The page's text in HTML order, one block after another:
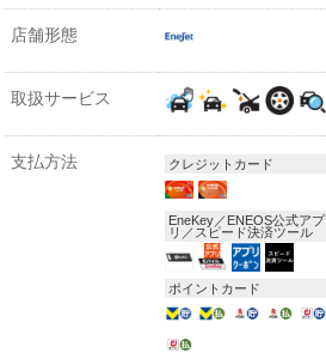
店舗形態
取扱サービス
支払方法 クレジットカード
EneKey／ENEOS公式アプ
リ／スピード決済ツール
ポイントカード